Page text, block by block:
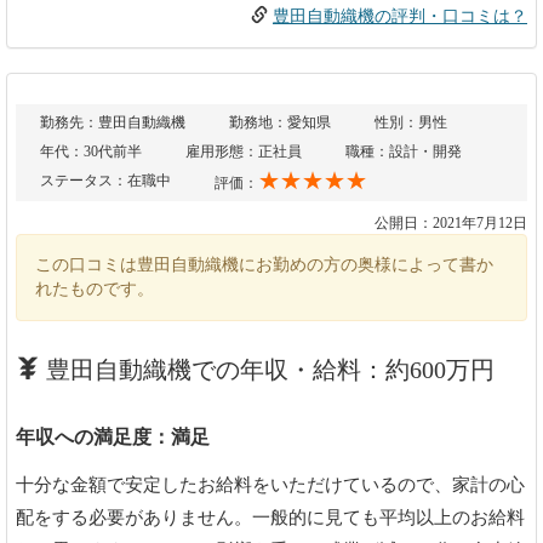
豊田自動織機の評判・口コミは？
勤務先：豊田自動織機 勤務地：愛知県
性別：男性
年代：30代前半
雇用形態：正社員
職種：設計・開発
ステータス：在職中
評価： ★★★★★
公開日：2021年7月12日
この口コミは豊田自動織機にお勤めの方の奥様によって書か
れたものです。
豊田自動織機での年収・給料：約600万円
年収への満足度：満足
十分な金額で安定したお給料をいただけているので、家計の心
配をする必要がありません。一般的に見ても平均以上のお給料